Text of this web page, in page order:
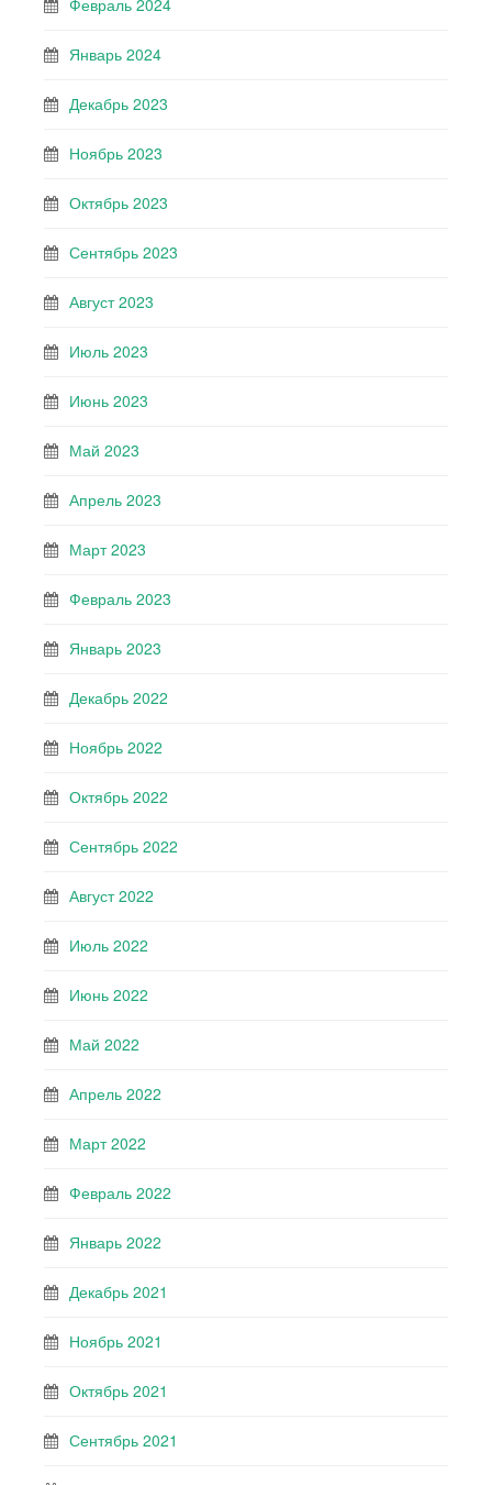
Февраль 2024
Январь 2024
Декабрь 2023
Ноябрь 2023
Октябрь 2023
Сентябрь 2023
Август 2023
Июль 2023
Июнь 2023
Май 2023
Апрель 2023
Март 2023
Февраль 2023
Январь 2023
Декабрь 2022
Ноябрь 2022
Октябрь 2022
Сентябрь 2022
Август 2022
Июль 2022
Июнь 2022
Май 2022
Апрель 2022
Март 2022
Февраль 2022
Январь 2022
Декабрь 2021
Ноябрь 2021
Октябрь 2021
Сентябрь 2021